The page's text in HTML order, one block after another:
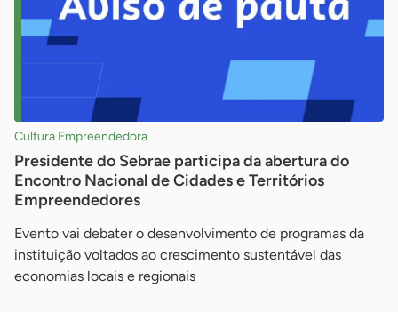
Cultura Empreendedora
Presidente do Sebrae participa da abertura do
Encontro Nacional de Cidades e Territórios
Empreendedores
Evento vai debater o desenvolvimento de programas da
instituição voltados ao crescimento sustentável das
economias locais e regionais